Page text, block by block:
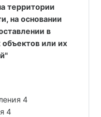
территории
на основании
в
или их
4
4